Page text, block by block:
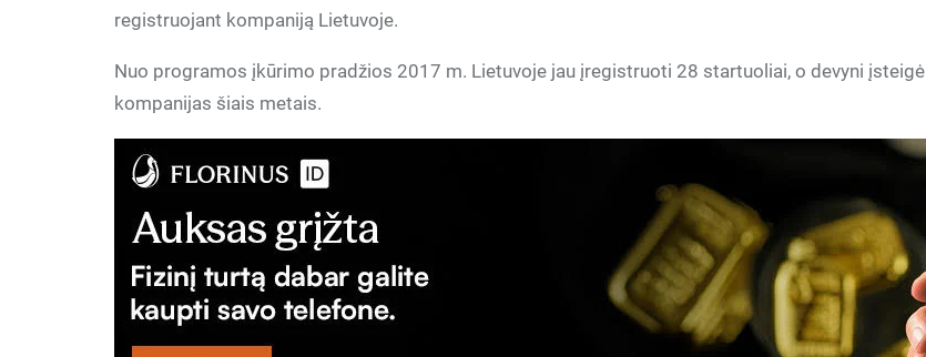
registruojant kompaniją Lietuvoje.
Nuo programos įkūrimo pradžios 2017 m. Lietuvoje jau įregistruoti 28 startuoliai, o devyni įsteigė
kompanijas šiais metais.